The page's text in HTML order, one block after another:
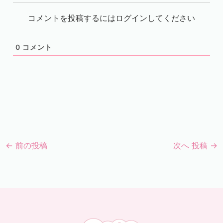
コメントを投稿するにはログインしてください
0 コメント
← 前の投稿 次へ 投稿 →